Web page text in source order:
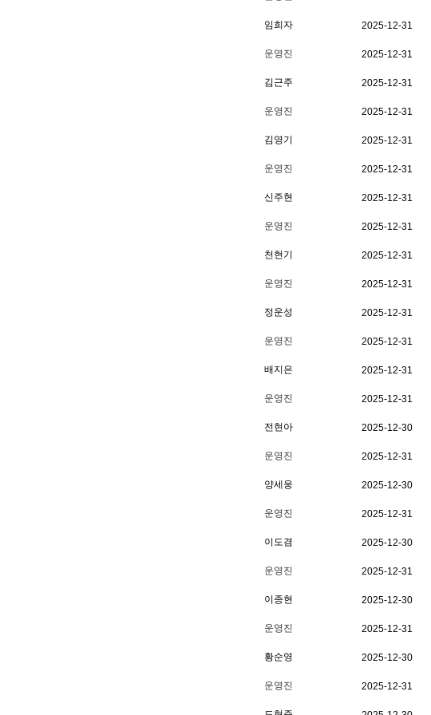
임희자 2025-12-31
운영진 2025-12-31
김근주 2025-12-31
운영진 2025-12-31
김영기 2025-12-31
운영진 2025-12-31
신주현 2025-12-31
운영진 2025-12-31
천현기 2025-12-31
운영진 2025-12-31
정운성 2025-12-31
운영진 2025-12-31
배지은 2025-12-31
운영진 2025-12-31
전현아 2025-12-30
운영진 2025-12-31
양세웅 2025-12-30
운영진 2025-12-31
이도겸 2025-12-30
운영진 2025-12-31
이종현 2025-12-30
운영진 2025-12-31
황순영 2025-12-30
운영진 2025-12-31